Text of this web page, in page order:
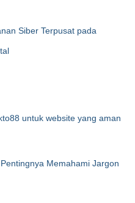
Siber Terpusat pada
untuk website yang aman
Memahami Jargon